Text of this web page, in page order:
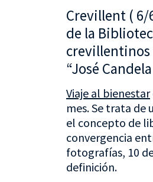
Crevillent ( 6/
de la
crevillentinos
“José
Viaje al bienestar
mes. Se trata de
el concepto de
convergencia
fotografías, 10
definición.